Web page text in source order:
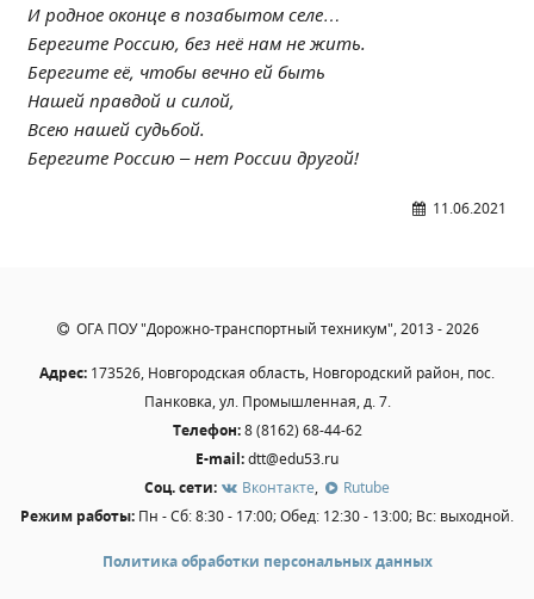
УЧЕБНАЯ РАБОТА
Расписание занятий
Заочное отделение
Локальные акты
Дополнительное образование
Информация для детей-сирот
Памятные даты военной истории
Пожарная безопасность
Программа воспитания
Противодействие терроризму
Профилактическая работа
И родное оконце в позабытом селе…
Берегите Россию, без неё нам не жить.
Берегите её, чтобы вечно ей быть
Нашей правдой и силой,
Всею нашей судьбой.
Берегите Россию – нет России другой!
11.06.2021
ОГА ПОУ "Дорожно-транспортный техникум", 2013 - 2026
Адрес: 173526, Новгородская область, Новгородский район, пос.
Панковка, ул. Промышленная, д. 7.
Телефон:8 (8162) 68-44-62
E-mail:dtt@edu53.ru
Соц. сети:
Вконтакте,
Rutube
Режим работы: Пн - Сб: 8:30 - 17:00; Обед: 12:30 - 13:00; Вс: выходной.
Политика обработки персональных данных